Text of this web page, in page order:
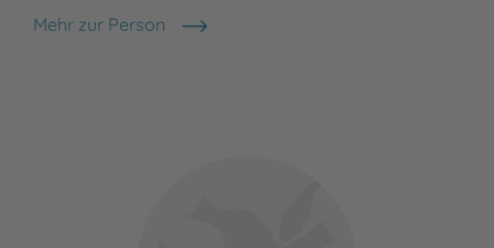
Mehr zur Person
Sydney Smith